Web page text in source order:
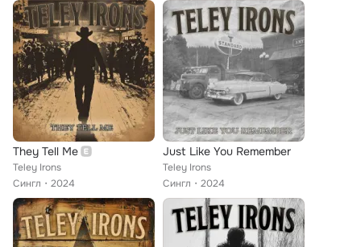
They Tell Me
Teley Irons
Сингл
2024
Just Like You Remember
Teley Irons
Сингл
2024